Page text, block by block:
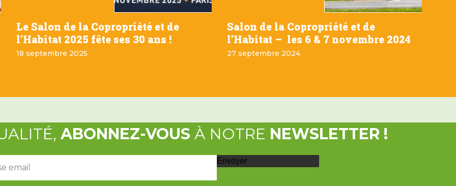
Le Salon de la Copropriété et de
l’Habitat 2025 fête ses 30 ans !
18 septembre 2025
Salon de la Copropriété et de
l’Habitat – les 6 & 7 novembre 2024
27 septembre 2024
ABONNEZ-VOUS À NOTRE NEWSLETTER !
Envoyer